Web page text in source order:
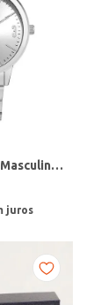
Relógio Condor Masculino PRATA